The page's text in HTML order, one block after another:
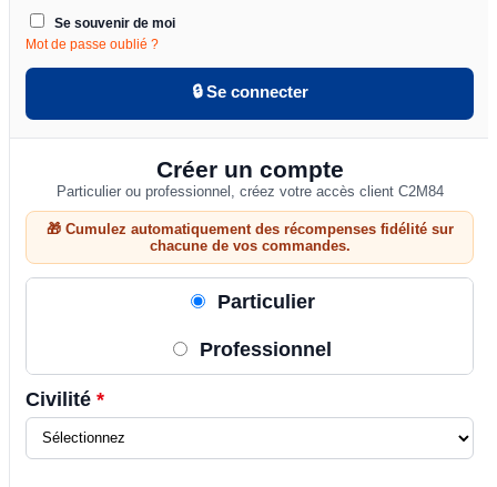
Se souvenir de moi
Mot de passe oublié ?
🔒 Se connecter
Créer un compte
Particulier ou professionnel, créez votre accès client C2M84
🎁 Cumulez automatiquement des récompenses fidélité sur
chacune de vos commandes.
Particulier
Professionnel
Civilité *